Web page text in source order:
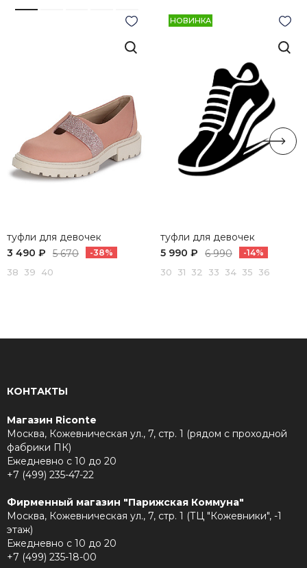
туфли для девочек
3 490 ₽
5 670 -38%
38 39 40
НОВИНКА
туфли для девочек
5 990 ₽
6 990 -14%
30 31 32 33 34 35 36
КОНТАКТЫ
Магазин Riconte
Москва, Кожевническая ул., 7, стр. 1 (рядом с проходной
фабрики ПК)
Ежедневно с 10 до 20
+7 (499) 235-47-22
Фирменный магазин "Парижская Коммуна"
Москва, Кожевническая ул., 7, стр. 1 (ТЦ "Кожевники", -1
этаж)
Ежедневно с 10 до 20
+7 (499) 235-18-00